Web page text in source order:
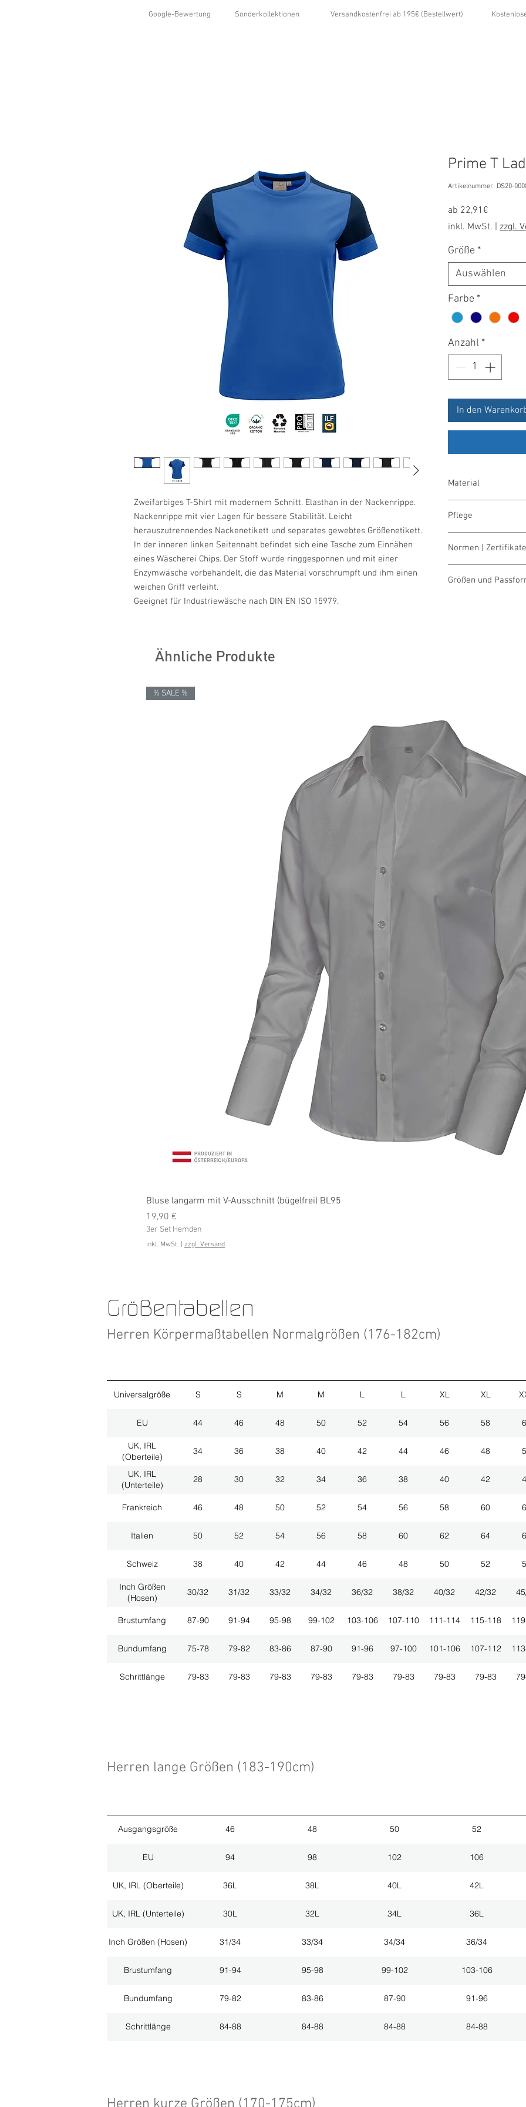
Google-Bewertung Sonderkollektionen Versandkostenfrei ab 195€ (Bestellwert)
Zweifarbiges T-Shirt mit modernem Schnitt. Elasthan in der Nackenrippe.
Nackenrippe mit vier Lagen für bessere Stabilität. Leicht
herauszutrennendes Nackenetikett und separates gewebtes Größenetikett.
In der inneren linken Seitennaht befindet sich eine Tasche zum Einnähen
eines Wäscherei Chips. Der Stoff wurde ringgesponnen und mit einer
Enzymwäsche vorbehandelt, die das Material vorschrumpft und ihm einen
weichen Griff verleiht.
Geeignet für Industriewäsche nach DIN EN ISO 15979.
Prime T
Artikelnummer: DS20-
ab 22,91€
Preis
inkl. MwSt. zzgl.
Größe *
Auswählen
Farbe *
Anzahl *
In den
Material
Pflege
bleichen nicht
trocknen 1 Pkt.
bügeln 2 Pkt.
Normen |
Organic Cotton
Größen und
Ähnliche Produkte
% SALE %
Bluse langarm mit V-Ausschnitt (bügelfrei) BL95
Preis
19,90 €
3er Set Hemden
inkl. MwSt. zzgl. Versand
Herren Körpermaßtabellen Normalgrößen (176-182cm)
Größentabellen
Universalgröße S S M M L L XL XL
EU 44 46 48 50 52 54 56 58
UK, IRL
(Oberteile)
34 36 38 40 42 44 46 48
UK, IRL
(Unterteile)
28 30 32 34 36 38 40 42
Frankreich 46 48 50 52 54 56 58 60
Italien 50 52 54 56 58 60 62 64
Schweiz 38 40 42 44 46 48 50 52
Inch Größen
(Hosen)
30/32 31/32 33/32 34/32 36/32 38/32 40/32 42/32
Brustumfang 87-90 91-94 95-98 99-102 103-106 107-110 111-114 115-118
Bundumfang 75-78 79-82 83-86 87-90 91-96 97-100 101-106 107-112
Schrittlänge 79-83 79-83 79-83 79-83 79-83 79-83 79-83 79-83
Herren lange Größen (183-190cm)
Ausgangsgröße 46 48 50 52
EU 94 98 102 106
UK, IRL (Oberteile) 36L 38L 40L 42L
UK, IRL (Unterteile) 30L 32L 34L 36L
Inch Größen (Hosen) 31/34 33/34 34/34 36/34
Brustumfang 91-94 95-98 99-102 103-106
Bundumfang 79-82 83-86 87-90 91-96
Schrittlänge 84-88 84-88 84-88 84-88